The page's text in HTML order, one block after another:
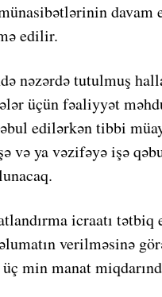
edilir.
nəzərdə tutulmuş
üçün fəaliyyət
edilərkən tibbi
və ya vəzifəyə işə
icraatı
verilməsinə
min manat